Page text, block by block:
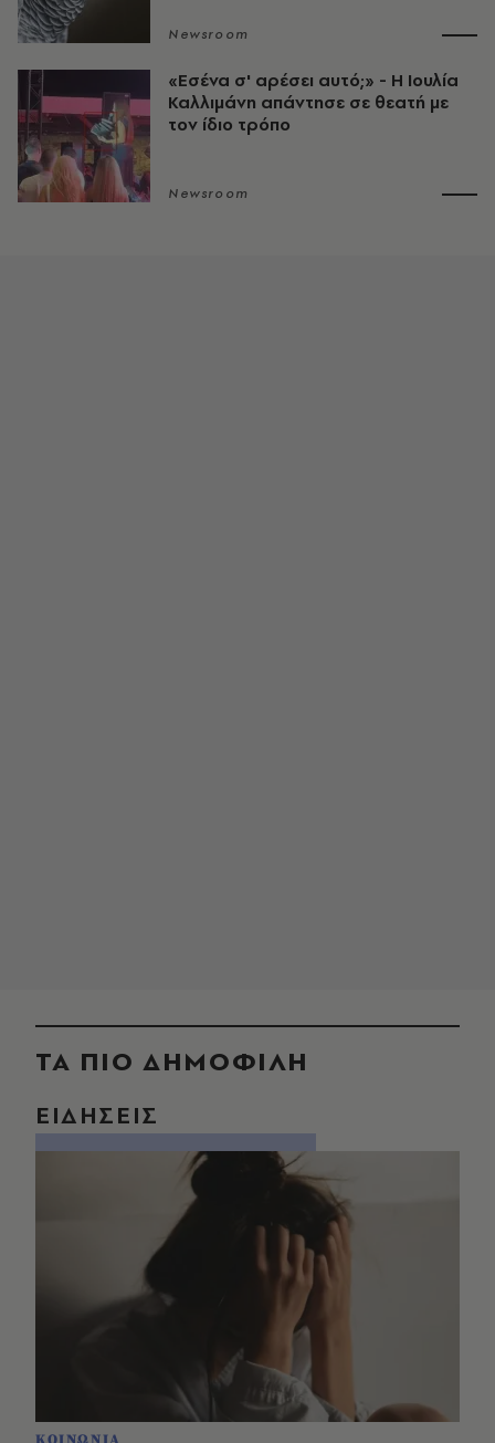
Newsroom
«Εσένα σ' αρέσει αυτό;» - Η Ιουλία
Καλλιμάνη απάντησε σε θεατή με
τον ίδιο τρόπο
Newsroom
ΤΑ ΠΙΟ ΔΗΜΟΦΙΛΗ
ΕΙΔΗΣΕΙΣ